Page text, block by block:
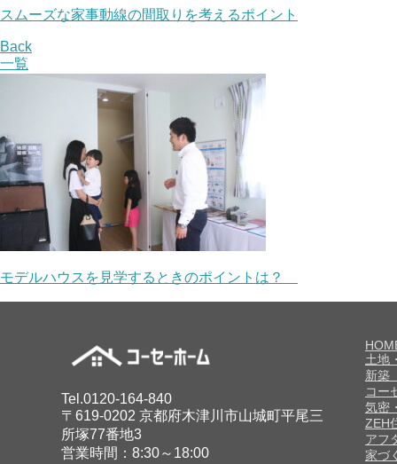
スムーズな家事動線の間取りを考えるポイント
Back
一覧
モデルハウスを見学するときのポイントは？
Tel.0120-164-840
〒619-0202 京都府木津川市山城町平尾三
所塚77番地3
営業時間：8:30～18:00
土地
新築
コー
気密
ZEH
アフ
家づ